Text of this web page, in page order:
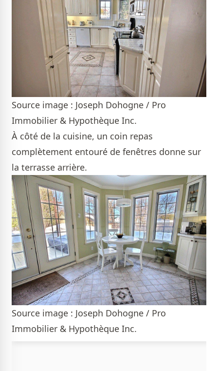
Source image : Joseph Dohogne / Pro
Immobilier & Hypothèque Inc.
À côté de la cuisine, un coin repas
complètement entouré de fenêtres donne sur
la terrasse arrière.
Source image : Joseph Dohogne / Pro
Immobilier & Hypothèque Inc.